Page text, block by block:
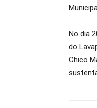
No dia
do
Chico